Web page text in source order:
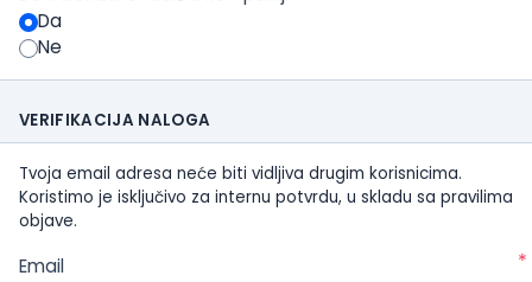
Da
Ne
VERIFIKACIJA NALOGA
Tvoja email adresa neće biti vidljiva drugim korisnicima.
Koristimo je isključivo za internu potvrdu, u skladu sa pravilima
objave.
Email *